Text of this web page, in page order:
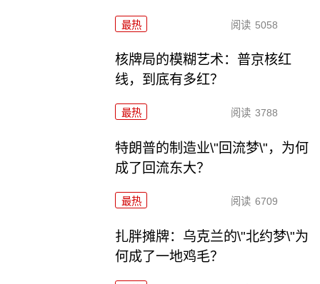
最热 阅读 5058
核牌局的模糊艺术：普京核红
线，到底有多红？
最热 阅读 3788
特朗普的制造业\"回流梦\"，为何
成了回流东大？
最热 阅读 6709
扎胖摊牌：乌克兰的\"北约梦\"为
何成了一地鸡毛？